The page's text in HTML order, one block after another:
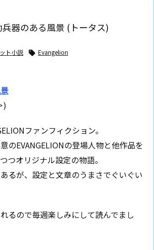
器のある風景 (トータス)
ト小説  Evangelion
ファンフィクション。
のEVANGELIONの登場人物と他作品を
つオリジナル設定の物語。
るが、設定と文章のうまさでぐいぐい
るので毎週楽しみにして読んでまし